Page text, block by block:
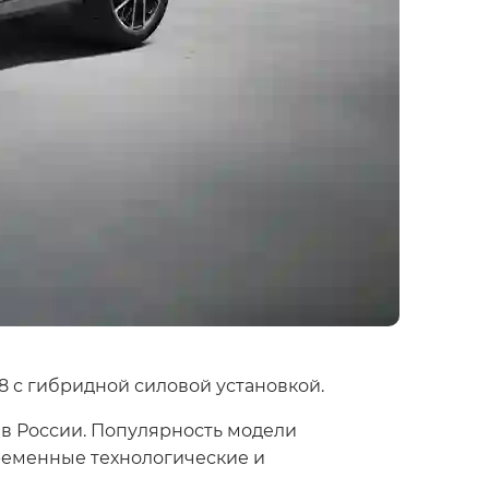
гибридной силовой установкой.
России. Популярность модели
технологические и